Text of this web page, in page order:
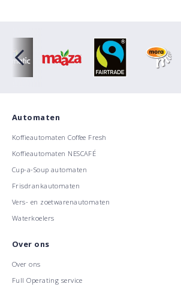
Automaten
Koffieautomaten Coffee Fresh
Koffieautomaten NESCAFÉ
Cup-a-Soup automaten
Frisdrankautomaten
Vers- en zoetwarenautomaten
Waterkoelers
Over ons
Over ons
Full Operating service